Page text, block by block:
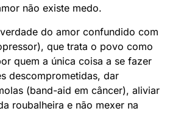
não existe medo.
do amor confundido com
que trata o povo como
quem a única coisa a se fazer
descomprometidas, dar
(band-aid em câncer), aliviar
roubalheira e não mexer na